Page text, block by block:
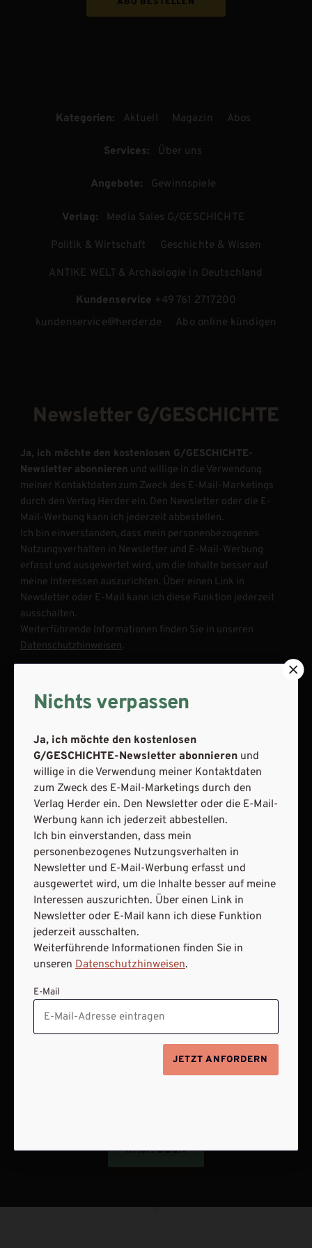
ABO BESTELLEN
Kategorien: Aktuell Magazin Abos
Services: Über uns
Angebote: Gewinnspiele
Verlag: Media Sales G/GESCHICHTE
Politik & Wirtschaft Geschichte & Wissen
ANTIKE WELT & Archäologie in Deutschland
Kundenservice +49 761 2717200
kundenservice@herder.de
Abo online kündigen
Newsletter G/GESCHICHTE
Ja, ich möchte den kostenlosen G/GESCHICHTE-
Newsletter abonnieren und willige in die Verwendung
meiner Kontaktdaten zum Zweck des E-Mail-Marketings
durch den Verlag Herder ein. Den Newsletter oder die E-
Mail-Werbung kann ich jederzeit abbestellen.
Ich bin einverstanden, dass mein personenbezogenes
Nutzungsverhalten in Newsletter und E-Mail-Werbung
erfasst und ausgewertet wird, um die Inhalte besser auf
meine Interessen auszurichten. Über einen Link in
Newsletter oder E-Mail kann ich diese Funktion jederzeit
ausschalten.
Weiterführende Informationen finden Sie in unseren
Datenschutzhinweisen.
AGB und Widerrufsbelehrung
Datenschutz
Barrierefreiheit
Impressum
ABO ONLINE KÜNDIGEN
NACH OBEN
Nichts verpassen
Ja, ich möchte den kostenlosen
G/GESCHICHTE-Newsletter abonnieren und
willige in die Verwendung meiner Kontaktdaten
zum Zweck des E-Mail-Marketings durch den
Verlag Herder ein. Den Newsletter oder die E-Mail-
Werbung kann ich jederzeit abbestellen.
Ich bin einverstanden, dass mein
personenbezogenes Nutzungsverhalten in
Newsletter und E-Mail-Werbung erfasst und
ausgewertet wird, um die Inhalte besser auf meine
Interessen auszurichten. Über einen Link in
Newsletter oder E-Mail kann ich diese Funktion
jederzeit ausschalten.
Weiterführende Informationen finden Sie in
unseren Datenschutzhinweisen.
E-Mail
JETZT ANFORDERN